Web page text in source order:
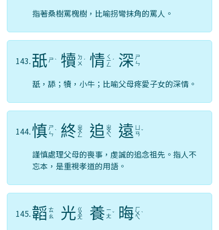
指著桑樹罵槐樹，比喻拐彎抹角的罵人。
143.舐 ㄕ ˋ 犢 ㄉ
ㄨ ˊ 情 ㄑ
ㄧ
ㄥ
ˊ 深 ㄕ
ㄣ
舐，舔；犢，小牛；比喻父母疼愛子女的深情。
144.慎 ㄕ
ㄣ ˋ 終 ㄓ
ㄨ
ㄥ 追 ㄓ
ㄨ
ㄟ 遠 ㄢ ˇ
謹慎處理父母的喪事，虔誠的追念祖先。指人不
忘本，是重視孝道的用語。
145.韜 ㄊ
ㄠ
光 ㄍ
ㄨ
ㄤ 養 ㄧ
ㄤ ˇ 晦 ㄏ
ㄨ
ㄟ
ˋ